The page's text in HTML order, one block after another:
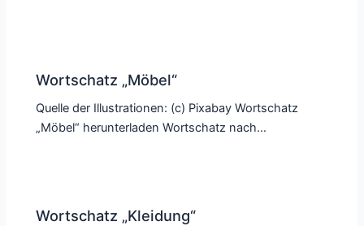
Wortschatz „Möbel“
Quelle der Illustrationen: (c) Pixabay Wortschatz
„Möbel“ herunterladen Wortschatz nach…
Wortschatz „Kleidung“